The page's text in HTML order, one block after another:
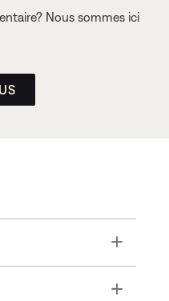
Nous sommes ici
Toggle
Toggle